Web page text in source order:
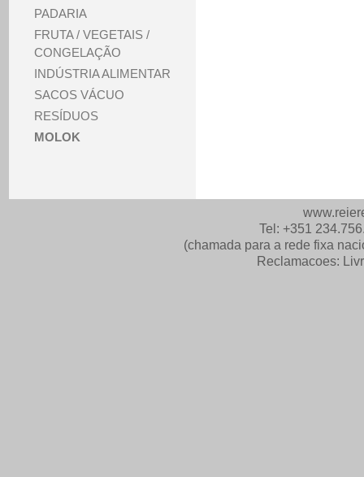
PADARIA
FRUTA / VEGETAIS /
CONGELAÇÃO
INDÚSTRIA ALIMENTAR
SACOS VÁCUO
RESÍDUOS
MOLOK
Tel: +351
(chamada para a rede fixa
Reclamacoes: